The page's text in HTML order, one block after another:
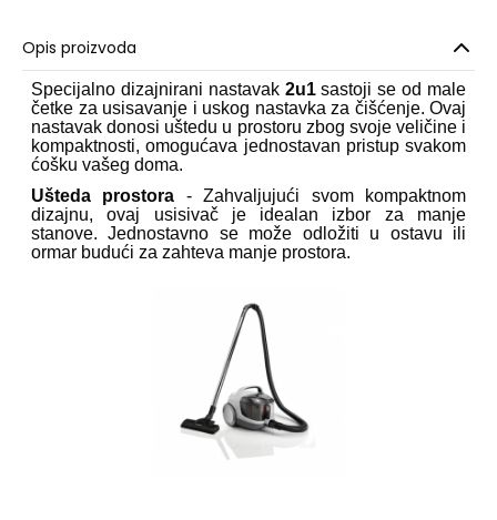
Opis proizvoda
Specijalno dizajnirani nastavak 2u1sastoji se od male
četke za usisavanje i uskog nastavka za čišćenje. Ovaj
nastavak donosi uštedu u prostoru zbog svoje veličine i
kompaktnosti, omogućava jednostavan pristup svakom
ćošku vašeg doma.
Ušteda prostora - Zahvaljujući svom kompaktnom
dizajnu, ovaj usisivač je idealan izbor za manje
stanove. Jednostavno se može odložiti u ostavu ili
ormar budući za zahteva manje prostora.